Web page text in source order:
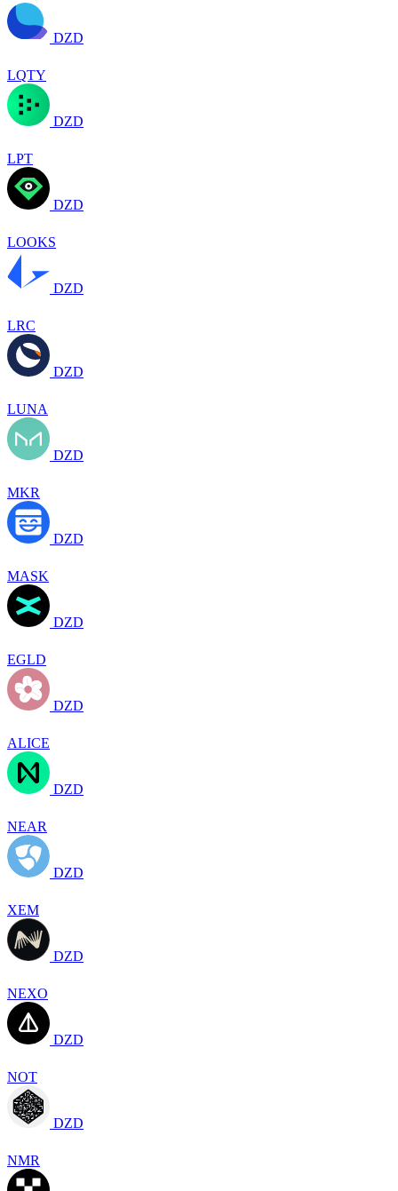
DZD
LQTY
DZD
LPT
DZD
LOOKS
DZD
LRC
DZD
LUNA
DZD
MKR
DZD
MASK
DZD
EGLD
DZD
ALICE
DZD
NEAR
DZD
XEM
DZD
NEXO
DZD
NOT
DZD
NMR